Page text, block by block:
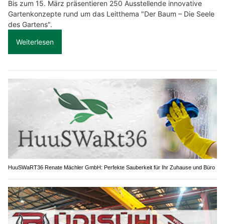
Bis zum 15. März präsentieren 250 Ausstellende innovative
Gartenkonzepte rund um das Leitthema "Der Baum – Die Seele
des Gartens".
Weiterlesen
HuuSWaRT36 Renate Mächler GmbH: Perfekte Sauberkeit für Ihr Zuhause und Büro